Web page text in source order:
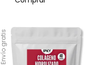
Envío gratis